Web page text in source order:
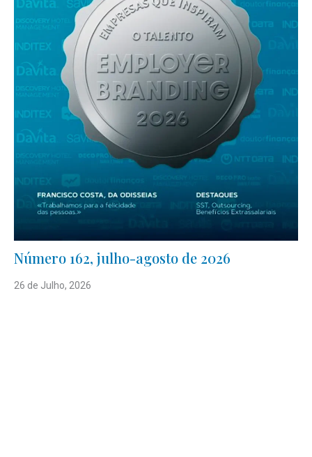
Número 162, julho-agosto de 2026
26 de Julho, 2026